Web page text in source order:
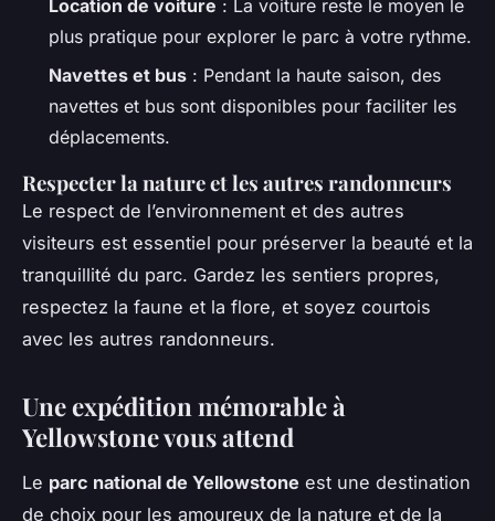
Location de voiture : La voiture reste le moyen le
plus pratique pour explorer le parc à votre rythme.
Navettes et bus : Pendant la haute saison, des
navettes et bus sont disponibles pour faciliter les
déplacements.
Respecter la nature et les autres randonneurs
Le respect de l’environnement et des autres
visiteurs est essentiel pour préserver la beauté et la
tranquillité du parc. Gardez les sentiers propres,
respectez la faune et la flore, et soyez courtois
avec les autres randonneurs.
Une expédition mémorable à
Yellowstone vous attend
Le parc national de Yellowstone est une destination
de choix pour les amoureux de la nature et de la